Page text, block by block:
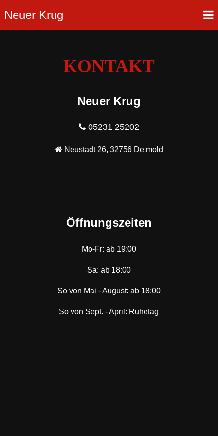
KONTAKT
Neuer Krug
05231 25202
Neustadt 26, 32756 Detmold
Öffnungszeiten
Mo-Fr: ab 19:00
Sa: ab 18:00
So von Mai - August: ab 18:00
So von Sept. - April: Ruhetag